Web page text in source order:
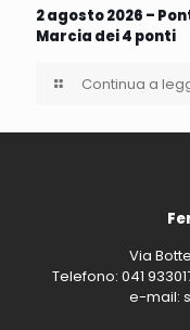
2 agosto 2026 –
Marcia dei 4 ponti
Continua a
Via
Telefono: 041
e-mail: